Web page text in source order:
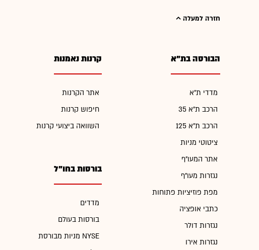
חזרה למעלה
הבורסה בת"א
מדדי ת"א
הרכב ת"א 35
הרכב ת"א 125
ציטוטי מניות
אתר המעו"ף
נגזרות מעו"ף
מפת פוזיציות פתוחות
כתבי אופציה
נגזרות דולר
נגזרות אירו
קרנות נאמנות
אתר הקרנות
חיפוש קרנות
השוואה ביצועי קרנות
בורסות בחו"ל
מדדים
בורסות בעולם
מניות מבורסת NYSE